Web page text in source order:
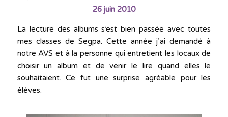
26 juin 2010
La lecture des albums s’est bien passée avec toutes
mes classes de Segpa. Cette année j’ai demandé à
notre AVS et à la personne qui entretient les locaux de
choisir un album et de venir le lire quand elles le
souhaitaient. Ce fut une surprise agréable pour les
élèves.